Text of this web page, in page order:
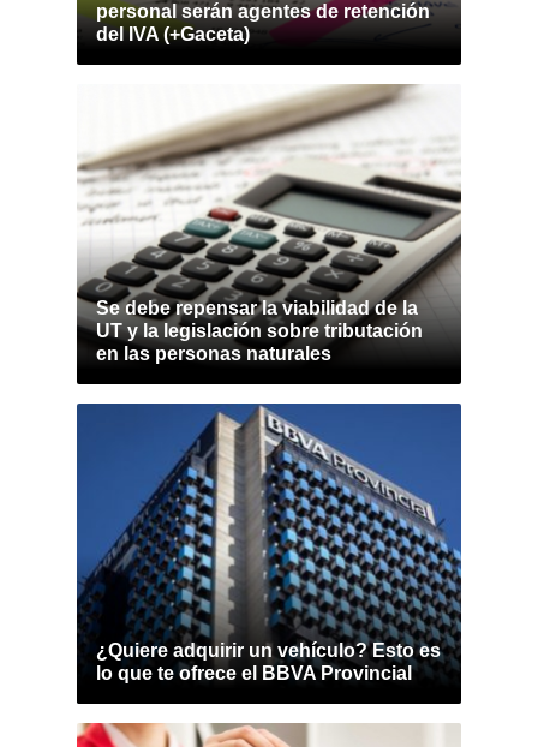
personal serán agentes de retención
del IVA (+Gaceta)
Se debe repensar la viabilidad de la
UT y la legislación sobre tributación
en las personas naturales
¿Quiere adquirir un vehículo? Esto es
lo que te ofrece el BBVA Provincial